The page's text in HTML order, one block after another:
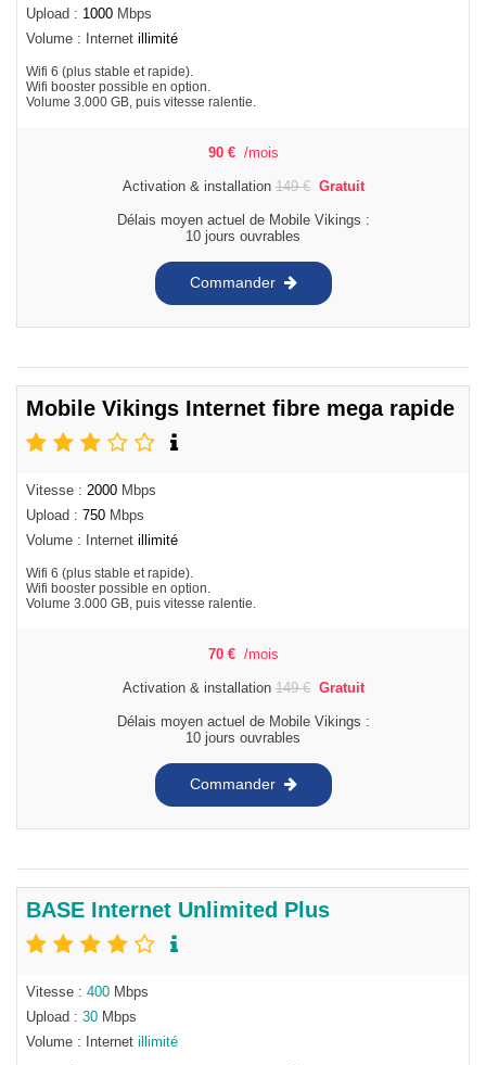
Upload : 1000 Mbps
Volume : Internet illimité
Wifi 6 (plus stable et rapide).
Wifi booster possible en option.
Volume 3.000 GB, puis vitesse ralentie.
90 € /mois
Activation & installation149€ Gratuit
Délais moyen actuel de Mobile Vikings :
10 jours ouvrables
Commander
Mobile Vikings Internet fibre mega rapide
Vitesse : 2000 Mbps
Upload : 750 Mbps
Volume : Internet illimité
Wifi 6 (plus stable et rapide).
Wifi booster possible en option.
Volume 3.000 GB, puis vitesse ralentie.
70 € /mois
Activation & installation149€ Gratuit
Délais moyen actuel de Mobile Vikings :
10 jours ouvrables
Commander
BASE Internet Unlimited Plus
Vitesse : 400 Mbps
Upload : 30 Mbps
Volume : Internet illimité